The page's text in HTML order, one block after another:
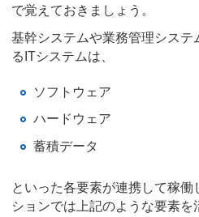
で覚えておきましょう。
基幹システムや業務管理シス
るITシステムは、
ソフトウェア
ハードウェア
蓄積データ
といった各要素が連携して稼
ションでは上記のような要素